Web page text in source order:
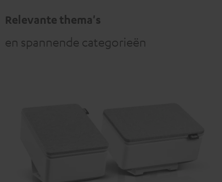
Relevante thema's
en spannende categorieën